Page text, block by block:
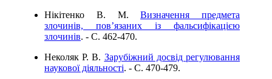
Нікітенко В. М.Визначення предмета
злочинів, пов’язаних із фальсифікацією
злочинів. - C. 462-470.
Неколяк Р. В. Зарубіжний досвід регулювання
наукової діяльності. - C. 470-479.